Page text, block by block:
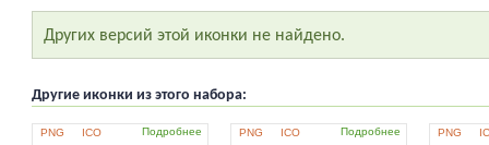
Других версий этой иконки не найдено.
Другие иконки из этого набора:
PNG ICO Подробнее PNG ICO Подробнее PNG